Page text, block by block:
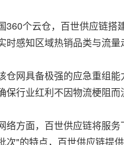
360个云仓，百世供应链搭
时感知区域热销品类与流
仓网具备极强的应急重组
保行业红利不因物流梗阻而
络方面，百世供应链将服
次"的特点，百世供应链提